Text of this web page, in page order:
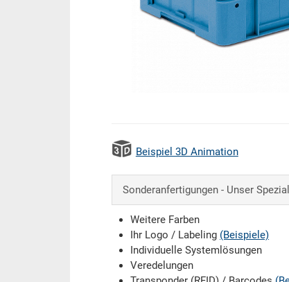
Beispiel 3D Animation
Sonderanfertigungen - Unser
Weitere Farben
Ihr Logo / Labeling (Beispiele)
Individuelle Systemlösungen
Veredelungen